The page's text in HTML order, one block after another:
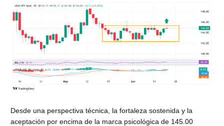
Desde una perspectiva técnica, la fortaleza sostenida y la
aceptación por encima de la marca psicológica de 145.00